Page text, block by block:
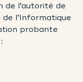
l’autorité de
l’Informatique
probante